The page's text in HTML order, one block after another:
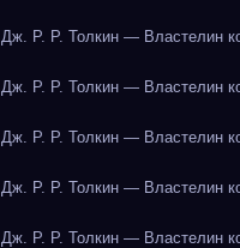
Дж. Р. Р. Толкин — Властелин
Дж. Р. Р. Толкин — Властелин
Дж. Р. Р. Толкин — Властелин
Дж. Р. Р. Толкин — Властелин
Дж. Р. Р. Толкин — Властелин